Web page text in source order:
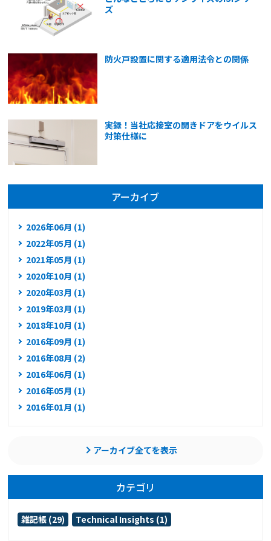
ズ
防火戸設置に関する適用法令との関係
実録！当社応接室の開きドアをウイルス
対策仕様に
アーカイブ
2026年06月 (1)
2022年05月 (1)
2021年05月 (1)
2020年10月 (1)
2020年03月 (1)
2019年03月 (1)
2018年10月 (1)
2016年09月 (1)
2016年08月 (2)
2016年06月 (1)
2016年05月 (1)
2016年01月 (1)
アーカイブ全てを表示
カテゴリ
雑記帳 (29) Technical Insights (1)